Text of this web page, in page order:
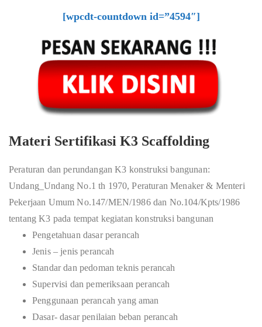
[wpcdt-countdown id=”4594″]
Materi Sertifikasi K3 Scaffolding
Peraturan dan perundangan K3 konstruksi bangunan:
Undang_Undang No.1 th 1970, Peraturan Menaker & Menteri
Pekerjaan Umum No.147/MEN/1986 dan No.104/Kpts/1986
tentang K3 pada tempat kegiatan konstruksi bangunan
Pengetahuan dasar perancah
Jenis – jenis perancah
Standar dan pedoman teknis perancah
Supervisi dan pemeriksaan perancah
Penggunaan perancah yang aman
Dasar- dasar penilaian beban perancah